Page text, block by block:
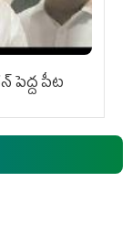
పెద్ద పీట